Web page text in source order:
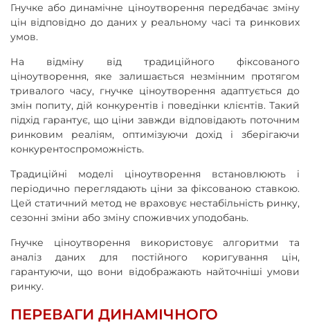
Гнучке або динамічне ціноутворення передбачає зміну
цін відповідно до даних у реальному часі та ринкових
умов.
На відміну від традиційного фіксованого
ціноутворення, яке залишається незмінним протягом
тривалого часу, гнучке ціноутворення адаптується до
змін попиту, дій конкурентів і поведінки клієнтів. Такий
підхід гарантує, що ціни завжди відповідають поточним
ринковим реаліям, оптимізуючи дохід і зберігаючи
конкурентоспроможність.
Традиційні моделі ціноутворення встановлюють і
періодично переглядають ціни за фіксованою ставкою.
Цей статичний метод не враховує нестабільність ринку,
сезонні зміни або зміну споживчих уподобань.
Гнучке ціноутворення використовує алгоритми та
аналіз даних для постійного коригування цін,
гарантуючи, що вони відображають найточніші умови
ринку.
ПЕРЕВАГИ ДИНАМІЧНОГО